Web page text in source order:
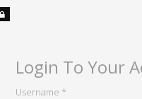
Login To Your
Username *